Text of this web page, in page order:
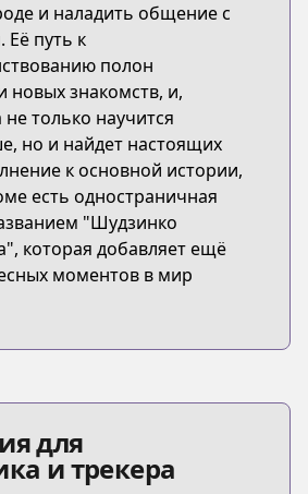
и наладить общение с
путь к
полон
новых знакомств, и,
только научится
но и найдет настоящих
к основной истории,
есть одностраничная
"Шудзинко
которая добавляет ещё
моментов в мир
для
и трекера